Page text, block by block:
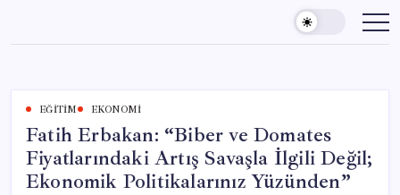
content
EĞITIM EKONOMI
Fatih Erbakan: “Biber ve Domates
Fiyatlarındaki Artış Savaşla İlgili Değil;
Ekonomik Politikalarınız Yüzünden”